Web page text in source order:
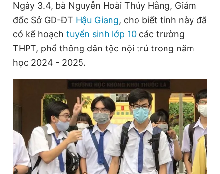
Sản phẩm khác
Tiện ích Bạn cần biết
Thông tin tòa soạn
Đọc Thanh Niên trên điện thoại
Ngày 3.4, bà Nguyễn Hoài Thúy Hằng, Giám
đốc Sở GD-ĐT Hậu Giang, cho biết tỉnh này đã
có kế hoạch tuyển sinh lớp 10 các trường
THPT, phổ thông dân tộc nội trú trong năm
học 2024 - 2025.